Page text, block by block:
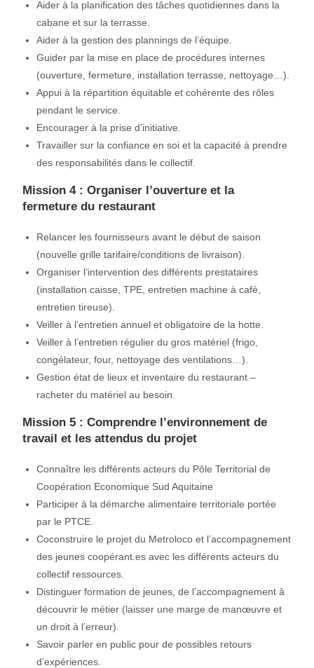
Aider à la planification des tâches quotidiennes dans la
cabane et sur la terrasse.
Aider à la gestion des plannings de l’équipe.
Guider par la mise en place de procédures internes
(ouverture, fermeture, installation terrasse, nettoyage…).
Appui à la répartition équitable et cohérente des rôles
pendant le service.
Encourager à la prise d’initiative.
Travailler sur la confiance en soi et la capacité à prendre
des responsabilités dans le collectif.
Mission 4 : Organiser l’ouverture et la
fermeture du restaurant
Relancer les fournisseurs avant le début de saison
(nouvelle grille tarifaire/conditions de livraison).
Organiser l’intervention des différents prestataires
(installation caisse, TPE, entretien machine à café,
entretien tireuse).
Veiller à l’entretien annuel et obligatoire de la hotte.
Veiller à l’entretien régulier du gros matériel (frigo,
congélateur, four, nettoyage des ventilations…).
Gestion état de lieux et inventaire du restaurant –
racheter du matériel au besoin.
Mission 5 : Comprendre l’environnement de
travail et les attendus du projet
Connaître les différents acteurs du Pôle Territorial de
Coopération Economique Sud Aquitaine
Participer à la démarche alimentaire territoriale portée
par le PTCE.
Coconstruire le projet du Metroloco et l’accompagnement
des jeunes coopérant.es avec les différents acteurs du
collectif ressources.
Distinguer formation de jeunes, de l’accompagnement à
découvrir le métier (laisser une marge de manœuvre et
un droit à l’erreur).
Savoir parler en public pour de possibles retours
d’expériences.